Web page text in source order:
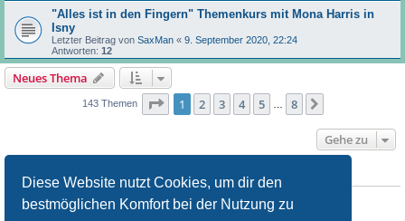
Diese Website nutzt Cookies, um dir den
bestmöglichen Komfort bei der Nutzung zu
"Alles ist in den Fingern" Themenkurs mit Mona Harris in
Isny
Letzter Beitrag von SaxMan « 9. September 2020, 22:24
Antworten: 12
Neues Thema
143 Themen Seite 1von
1 2 3 4 5 … 8
Gehe zu
BERECHTIGUNGEN IN DIESEM FORUM
Du darfst
keine
neuen Themen in diesem Forum erstellen.
Du darfstkeineAntworten zu Themen in diesem Forum erstellen.